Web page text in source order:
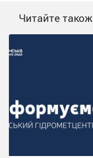
Читайте також